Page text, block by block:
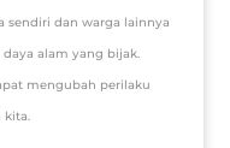
sendiri dan warga lainnya
alam yang bijak.
mengubah perilaku
kita.